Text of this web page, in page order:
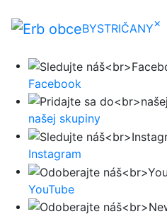
BYSTRIČANY×
Facebook
našej skupiny
Instagram
YouTube